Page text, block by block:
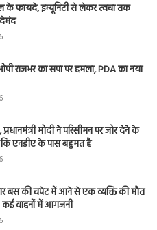
के फायदे, इम्यूनिटी से लेकर त्वचा तक
राजभर का सपा पर हमला, PDA का नया
मोदी ने परिसीमन पर जोर देने के
एनडीए के पास बहुमत है
बस की चपेट में आने से एक व्यक्ति की मौत
वाहनों में आगजनी